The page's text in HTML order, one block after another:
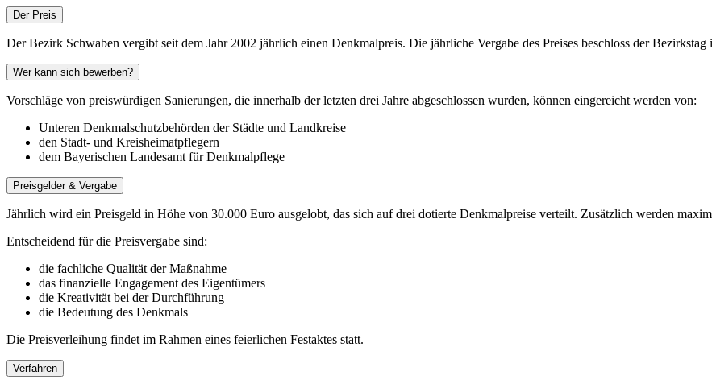
Der Preis
Der Bezirk Schwaben vergibt seit dem Jahr 2002 jährlich einen Denkmalpreis. Die jährliche Vergabe des Preises beschloss der Bezirkstag
Wer kann sich bewerben?
Vorschläge von preiswürdigen Sanierungen, die innerhalb der letzten drei Jahre abgeschlossen wurden, können eingereicht werden von:
Unteren Denkmalschutzbehörden der Städte und Landkreise
den Stadt- und Kreisheimatpflegern
dem Bayerischen Landesamt für Denkmalpflege
Preisgelder & Vergabe
Jährlich wird ein Preisgeld in Höhe von 30.000 Euro ausgelobt, das sich auf drei dotierte Denkmalpreise verteilt. Zusätzlich werden
Entscheidend für die Preisvergabe sind:
die fachliche Qualität der Maßnahme
das finanzielle Engagement des Eigentümers
die Kreativität bei der Durchführung
die Bedeutung des Denkmals
Die Preisverleihung findet im Rahmen eines feierlichen Festaktes statt.
Verfahren